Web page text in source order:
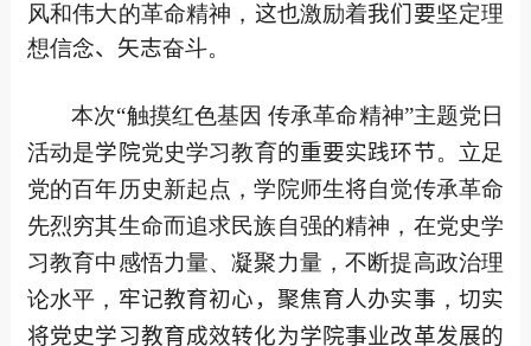
风和伟大的革命精神， 这也激励着我们要坚定理
想信念、矢志奋斗。
本次“触摸红色基因 传承革命精神”主题党日
活动是学院党史学习教育的重要实践环节。立足
党的百年历史新起点，学院师生将自觉传承革命
先烈穷其生命而追求民族自强的精神，在党史学
习教育中感悟力量、凝聚力量，不断提高政治理
论水平， 牢记教育初心，聚焦育人办实事 ， 切实
将党史学习教育成效转化为学院事业改革发展的